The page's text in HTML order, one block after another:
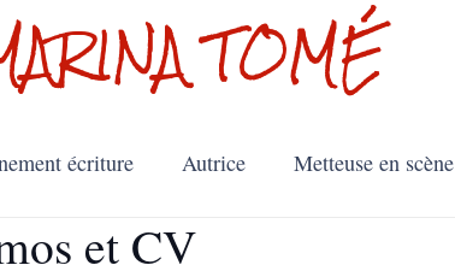
TOMÉ
écriture Autrice Metteuse en scène
et CV